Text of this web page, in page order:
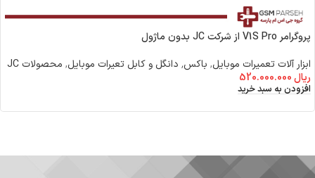
پروگرامر V1S Pro از شرکت JC بدون ماژول
ابزار آلات تعمیرات موبایل, باکس٬ دانگل و کابل تعیرات موبایل , محصولات JC
ریال
افزودن به سبد خرید